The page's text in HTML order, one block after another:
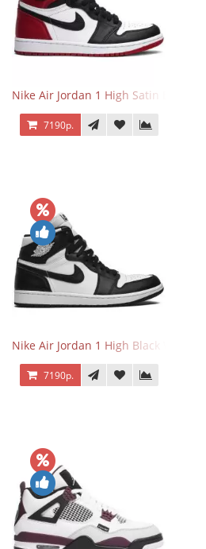
Nike Air Jordan 1 High Satin Black Toe
7190р.
Nike Air Jordan 1 High Black White
7190р.